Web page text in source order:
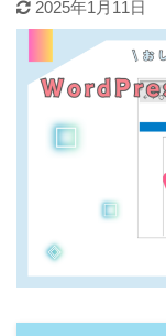
2025年1月11日